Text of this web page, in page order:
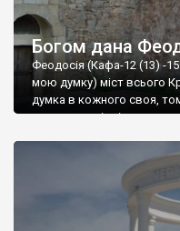
Богом дана
Феодосія (Кафа-12 (13) -15
мою думку) міст всього
думка в кожного своя,
запрошую відвідати це